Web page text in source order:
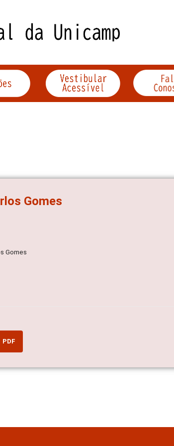
Gomes
Gomes
PDF